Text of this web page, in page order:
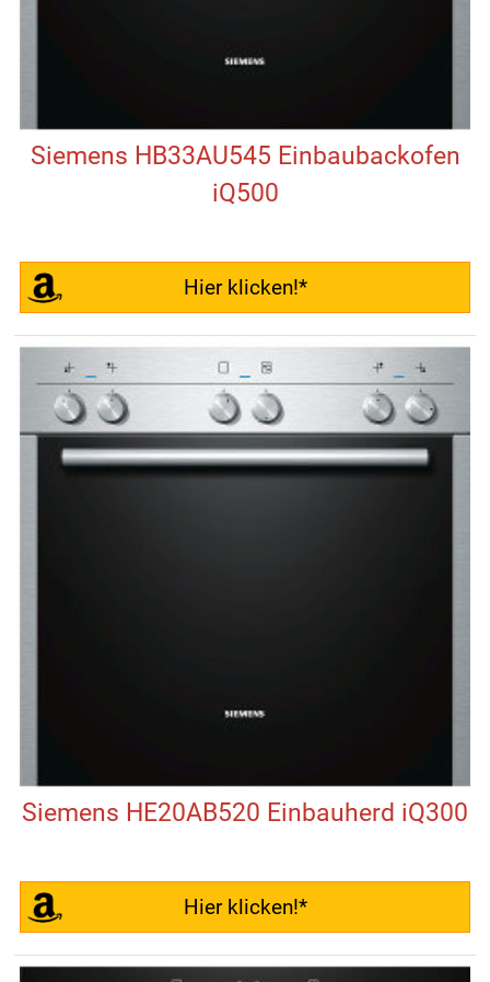
Siemens HB33AU545 Einbaubackofen
iQ500
Hier klicken!*
Siemens HE20AB520 Einbauherd iQ300
Hier klicken!*